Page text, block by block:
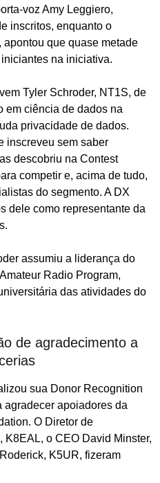
voz Amy Leggiero,
inscritos, enquanto o
que quase metade
iniciantes na iniciativa.
Tyler Schroder, NT1S, de
em ciência de dados na
privacidade de dados.
inscreveu sem saber
descobriu na Contest
competir e, acima de tudo,
do segmento. A DX
dele como representante da
assumiu a liderança do
Radio Program,
das atividades do
de agradecimento a
sua Donor Recognition
agradecer apoiadores da
O Diretor de
o CEO David Minster,
K5UR, fizeram